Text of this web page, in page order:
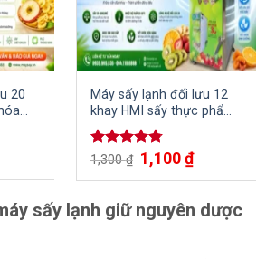
20
Máy sấy lạnh đối lưu 12
khay HMI sấy thực phẩm,
nông sản và các loại thủy
hải sản nhanh chóng, tiện
lợi
Được xếp
4.75
5 sao
1,300₫ 1,100₫
sấy lạnh giữ nguyên dược